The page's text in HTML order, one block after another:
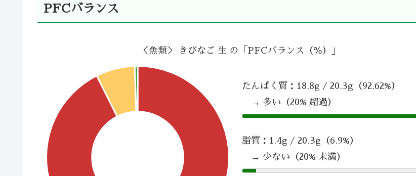
PFCバランス
＜魚類＞ きびなご 生 の「PFCバランス（％）」
たんぱく質：18.8g / 20.3g（92.62%）
→ 多い（20% 超過）
脂質：1.4g / 20.3g（6.9%）
→ 少ない（20% 未満）